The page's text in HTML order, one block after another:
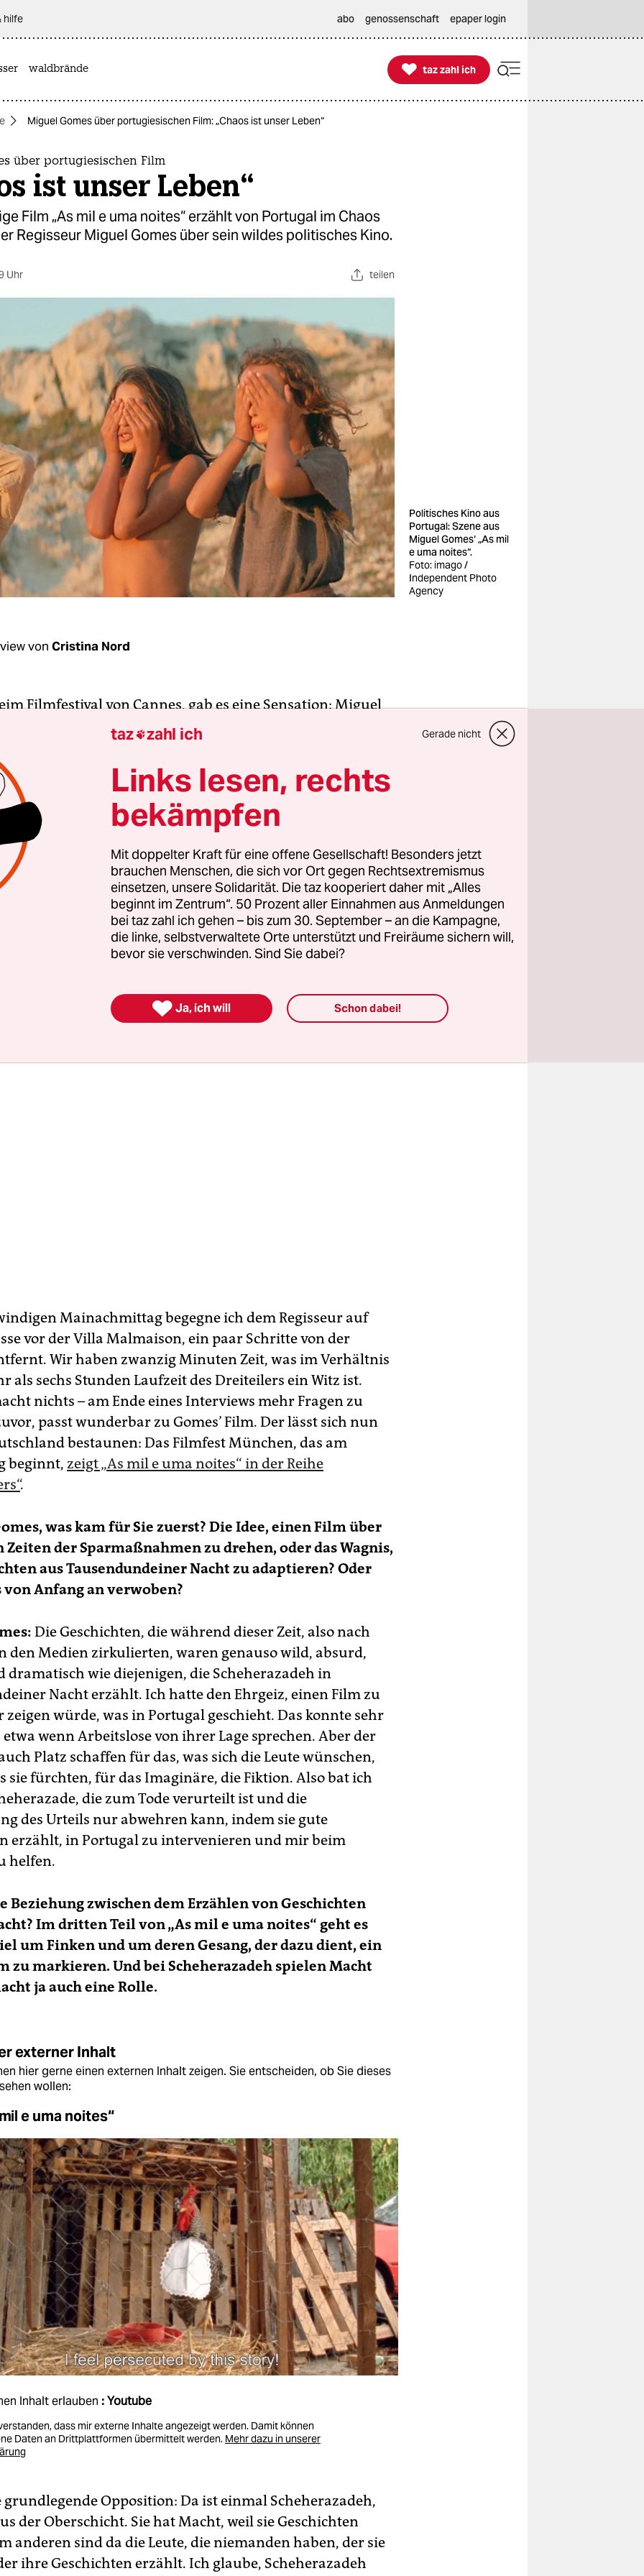
hilfe abo genossenschaft epaper login
waldbrände 
taz zahl ich
taz zahl ich
Miguel Gomes über portugiesischen Film: „Chaos ist unser Leben“
über portugiesischen Film
ist unser Leben“
Film „As mil e uma noites“ erzählt von Portugal im Chaos
Regisseur Miguel Gomes über sein wildes politisches Kino.
Uhr teilen
Politisches Kino aus
Portugal: Szene aus
Miguel Gomes‘ „As mil
e uma noites“.
Foto: imago /
Independent Photo
Agency
von Cristina Nord
Filmfestival von Cannes, gab es eine Sensation: Miguel
mil e uma noites“ (“Arabian Nights“). Das Filmtriptychon
Portugal der Jahre 2013 und 2014 um und spürt dabei
der Sparmaßnahmen nach, ohne je das Terrain des
oder der um Realismus bemühten Sozialstudie zu
leihen sich der Filmemacher und sein Team viele Motive
Nacht, verbinden sie mit den Erzählungen, den
Zeitvertreiben der verarmten Portugiesen und bilden
dessen Reichtum, Vielschichtigkeit und
in den Bann schlagen. „As mil e uma noites“
zu nennen ist keine Übertreibung, denn es gelingt
am Spinnen, am Ambivalenten nicht aus den Augen
Mainachmittag begegne ich dem Regisseur auf
vor der Villa Malmaison, ein paar Schritte von der
Wir haben zwanzig Minuten Zeit, was im Verhältnis
als sechs Stunden Laufzeit des Dreiteilers ein Witz ist.
nichts – am Ende eines Interviews mehr Fragen zu
passt wunderbar zu Gomes’ Film. Der lässt sich nun
bestaunen: Das Filmfest München, das am
beginnt, zeigt „As mil e uma noites“ in der Reihe
.
was kam für Sie zuerst? Die Idee, einen Film über
der Sparmaßnahmen zu drehen, oder das Wagnis,
aus Tausendundeiner Nacht zu adaptieren? Oder
von Anfang an verwoben?
Die Geschichten, die während dieser Zeit, also nach
den Medien zirkulierten, waren genauso wild, absurd,
dramatisch wie diejenigen, die Scheherazadeh in
Nacht erzählt. Ich hatte den Ehrgeiz, einen Film zu
zeigen würde, was in Portugal geschieht. Das konnte sehr
wenn Arbeitslose von ihrer Lage sprechen. Aber der
Platz schaffen für das, was sich die Leute wünschen,
sie fürchten, für das Imaginäre, die Fiktion. Also bat ich
die zum Tode verurteilt ist und die
des Urteils nur abwehren kann, indem sie gute
erzählt, in Portugal zu intervenieren und mir beim
helfen.
Beziehung zwischen dem Erzählen von Geschichten
Im dritten Teil von „As mil e uma noites“ geht es
um Finken und um deren Gesang, der dazu dient, ein
zu markieren. Und bei Scheherazadeh spielen Macht
ja auch eine Rolle.
externer Inhalt
hier gerne einen externen Inhalt zeigen. Sie entscheiden, ob Sie dieses
wollen:
e uma noites“
Inhalt erlauben : Youtube
dass mir externe Inhalte angezeigt werden. Damit können
Daten an Drittplattformen übermittelt werden. Mehr dazu in unserer
grundlegende Opposition: Da ist einmal Scheherazadeh,
der Oberschicht. Sie hat Macht, weil sie Geschichten
anderen sind da die Leute, die niemanden haben, der sie
ihre Geschichten erzählt. Ich glaube, Scheherazadeh
taz zahl ich Gerade nicht
Links lesen, rechts
bekämpfen
Mit doppelter Kraft für eine offene Gesellschaft! Besonders jetzt
brauchen Menschen, die sich vor Ort gegen Rechtsextremismus
einsetzen, unsere Solidarität. Die taz kooperiert daher mit „Alles
beginnt im Zentrum“. 50 Prozent aller Einnahmen aus Anmeldungen
bei taz zahl ich gehen – bis zum 30. September – an die Kampagne,
die linke, selbstverwaltete Orte unterstützt und Freiräume sichern will,
bevor sie verschwinden. Sind Sie dabei?
 Ja, ich will Schon dabei!